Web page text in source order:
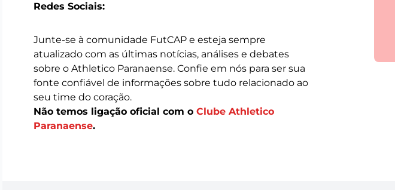
Redes Sociais:
Junte-se à comunidade FutCAP e esteja sempre
atualizado com as últimas notícias, análises e debates
sobre o Athletico Paranaense. Confie em nós para ser sua
fonte confiável de informações sobre tudo relacionado ao
seu time do coração.
Não temos ligação oficial com o Clube Athletico
Paranaense.